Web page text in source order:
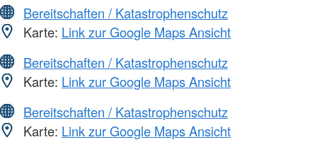
Bereitschaften / Katastrophenschutz
Karte: Link zur Google Maps Ansicht
Bereitschaften / Katastrophenschutz
Karte: Link zur Google Maps Ansicht
Bereitschaften / Katastrophenschutz
Karte: Link zur Google Maps Ansicht